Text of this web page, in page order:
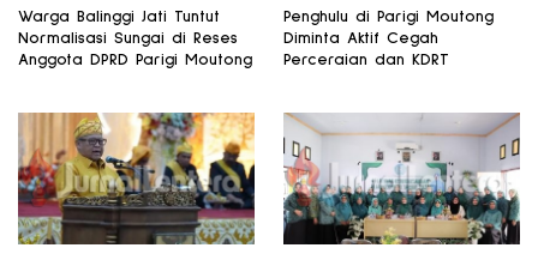
Warga Balinggi Jati Tuntut
Normalisasi Sungai di Reses
Anggota DPRD Parigi Moutong
Penghulu di Parigi Moutong
Diminta Aktif Cegah
Perceraian dan KDRT